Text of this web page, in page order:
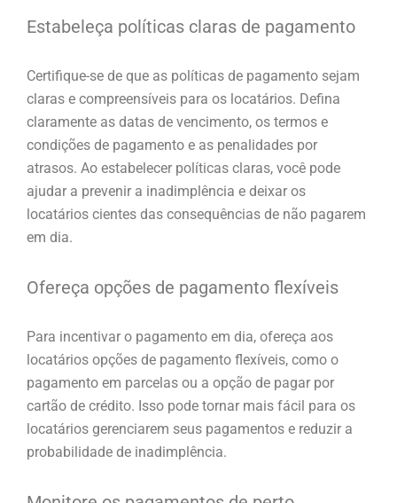
Estabeleça políticas claras de pagamento
Certifique-se de que as políticas de pagamento sejam
claras e compreensíveis para os locatários. Defina
claramente as datas de vencimento, os termos e
condições de pagamento e as penalidades por
atrasos. Ao estabelecer políticas claras, você pode
ajudar a prevenir a inadimplência e deixar os
locatários cientes das consequências de não pagarem
em dia.
Ofereça opções de pagamento flexíveis
Para incentivar o pagamento em dia, ofereça aos
locatários opções de pagamento flexíveis, como o
pagamento em parcelas ou a opção de pagar por
cartão de crédito. Isso pode tornar mais fácil para os
locatários gerenciarem seus pagamentos e reduzir a
probabilidade de inadimplência.